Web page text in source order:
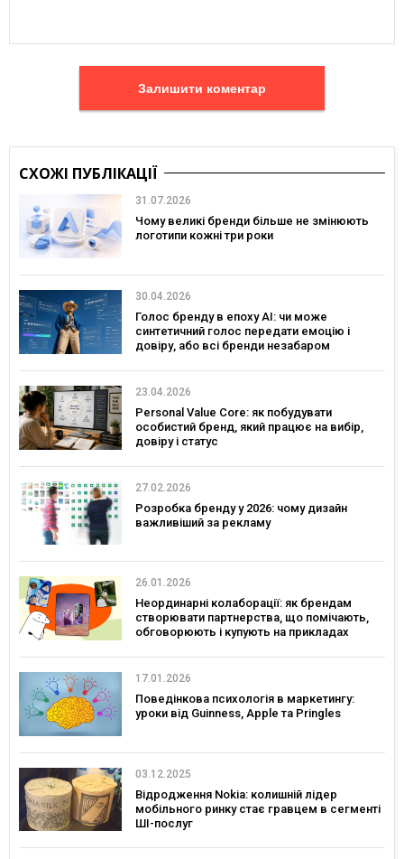
Залишити коментар
СХОЖІ ПУБЛІКАЦІЇ
31.07.2026
Чому великі бренди більше не змінюють
логотипи кожні три роки
30.04.2026
Голос бренду в епоху АІ: чи може
синтетичний голос передати емоцію і
довіру, або всі бренди незабаром
23.04.2026
Personal Value Core: як побудувати
особистий бренд, який працює на вибір,
довіру і статус
27.02.2026
Розробка бренду у 2026: чому дизайн
важливіший за рекламу
26.01.2026
Неординарні колаборації: як брендам
створювати партнерства, що помічають,
обговорюють і купують на прикладах
17.01.2026
Поведінкова психологія в маркетингу:
уроки від Guinness, Apple та Pringles
03.12.2025
Відродження Nokia: колишній лідер
мобільного ринку стає гравцем в сегменті
ШІ-послуг